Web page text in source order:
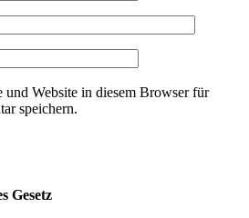
Website in diesem Browser für
speichern.
Gesetz